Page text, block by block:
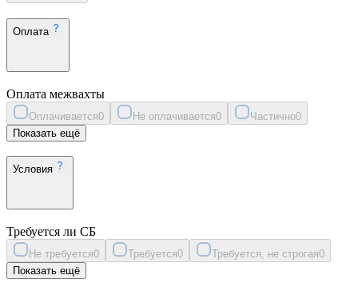
Оплата
Оплата межвахты
Оплачивается0 Не оплачивается0 Частично0
Показать ещё
Условия
Требуется ли СБ
Не требуется0 Требуется0 Требуется, не строгая0
Показать ещё